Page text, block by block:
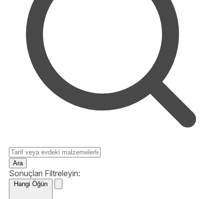
Ara
Sonuçları Filtreleyin:
Hangi Öğün